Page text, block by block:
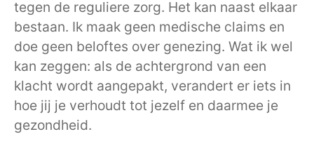
tegen de reguliere zorg. Het kan naast elkaar
bestaan. Ik maak geen medische claims en
doe geen beloftes over genezing. Wat ik wel
kan zeggen: als de achtergrond van een
klacht wordt aangepakt, verandert er iets in
hoe jij je verhoudt tot jezelf en daarmee je
gezondheid.